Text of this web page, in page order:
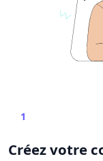
1
Créez votre